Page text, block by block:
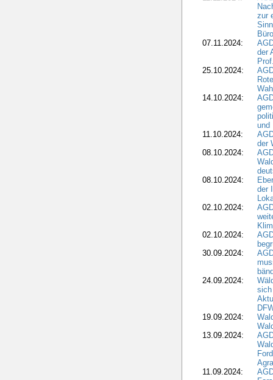
zur
07.11.2024:
der
25.10.2024:
14.10.2024:
und
11.10.2024:
der
08.10.2024:
08.10.2024:
der
02.10.2024:
02.10.2024:
30.09.2024:
24.09.2024:
sich
19.09.2024:
13.09.2024:
11.09.2024: